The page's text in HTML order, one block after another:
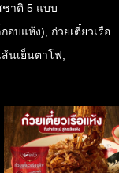
ชาติ 5 แบบ
อบแห้ง), ก๋วยเตี๋ยวเรือ
นเย็นตาโฟ,